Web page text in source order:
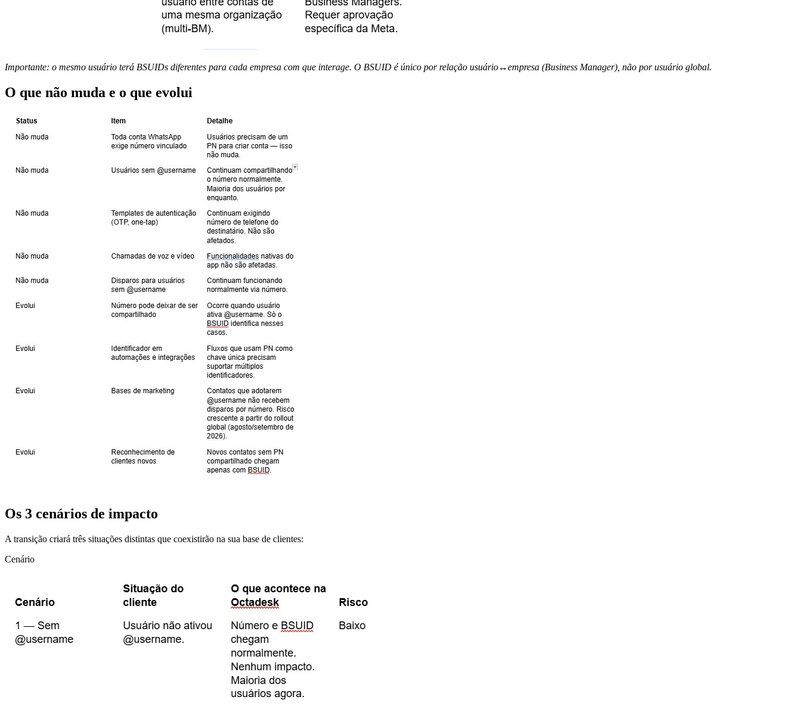
Importante: o mesmo usuário terá BSUIDs diferentes para cada empresa com que interage. O BSUID é único por relação usuário↔empresa (Business Manager), não por usuário global.
O que não muda e o que evolui
Os 3 cenários de impacto
A transição criará três situações distintas que coexistirão na sua base de clientes:
Cenário